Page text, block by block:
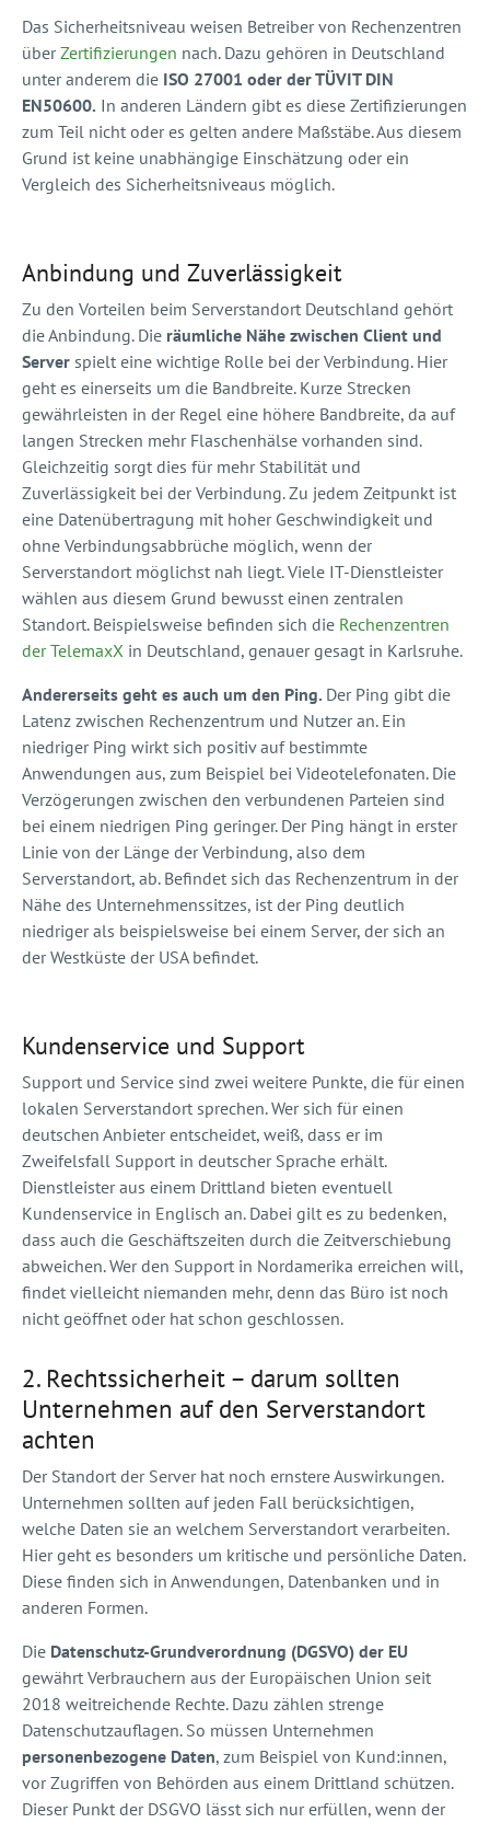
Das Sicherheitsniveau weisen Betreiber von Rechenzentren
überZertifizierungen nach. Dazu gehören in Deutschland
unter anderem die ISO 27001 oder der TÜVIT DIN
EN50600. In anderen Ländern gibt es diese Zertifizierungen
zum Teil nicht oder es gelten andere Maßstäbe. Aus diesem
Grund ist keine unabhängige Einschätzung oder ein
Vergleich des Sicherheitsniveaus möglich.
Anbindung und Zuverlässigkeit
Zu den Vorteilen beim Serverstandort Deutschland gehört
die Anbindung. Die räumliche Nähe zwischen Client und
Server spielt eine wichtige Rolle bei der Verbindung. Hier
geht es einerseits um die Bandbreite. Kurze Strecken
gewährleisten in der Regel eine höhere Bandbreite, da auf
langen Strecken mehr Flaschenhälse vorhanden sind.
Gleichzeitig sorgt dies für mehr Stabilität und
Zuverlässigkeit bei der Verbindung. Zu jedem Zeitpunkt ist
eine Datenübertragung mit hoher Geschwindigkeit und
ohne Verbindungsabbrüche möglich, wenn der
Serverstandort möglichst nah liegt. Viele IT-Dienstleister
wählen aus diesem Grund bewusst einen zentralen
Standort. Beispielsweise befinden sich die Rechenzentren
der TelemaxX in Deutschland, genauer gesagt in Karlsruhe.
Andererseits geht es auch um den Ping. Der Ping gibt die
Latenz zwischen Rechenzentrum und Nutzer an. Ein
niedriger Ping wirkt sich positiv auf bestimmte
Anwendungen aus, zum Beispiel bei Videotelefonaten. Die
Verzögerungen zwischen den verbundenen Parteien sind
bei einem niedrigen Ping geringer. Der Ping hängt in erster
Linie von der Länge der Verbindung, also dem
Serverstandort, ab. Befindet sich das Rechenzentrum in der
Nähe des Unternehmenssitzes, ist der Ping deutlich
niedriger als beispielsweise bei einem Server, der sich an
der Westküste der USA befindet.
Kundenservice und Support
Support und Service sind zwei weitere Punkte, die für einen
lokalen Serverstandort sprechen. Wer sich für einen
deutschen Anbieter entscheidet, weiß, dass er im
Zweifelsfall Support in deutscher Sprache erhält.
Dienstleister aus einem Drittland bieten eventuell
Kundenservice in Englisch an. Dabei gilt es zu bedenken,
dass auch die Geschäftszeiten durch die Zeitverschiebung
abweichen. Wer den Support in Nordamerika erreichen will,
findet vielleicht niemanden mehr, denn das Büro ist noch
nicht geöffnet oder hat schon geschlossen.
2. Rechtssicherheit – darum sollten
Unternehmen auf den Serverstandort
achten
Der Standort der Server hat noch ernstere Auswirkungen.
Unternehmen sollten auf jeden Fall berücksichtigen,
welche Daten sie an welchem Serverstandort verarbeiten.
Hier geht es besonders um kritische und persönliche Daten.
Diese finden sich in Anwendungen, Datenbanken und in
anderen Formen.
Die Datenschutz-Grundverordnung (DGSVO) der EU
gewährt Verbrauchern aus der Europäischen Union seit
2018 weitreichende Rechte. Dazu zählen strenge
Datenschutzauflagen. So müssen Unternehmen
personenbezogene Daten, zum Beispiel von Kund:innen,
vor Zugriffen von Behörden aus einem Drittland schützen.
Dieser Punkt der DSGVO lässt sich nur erfüllen, wenn der